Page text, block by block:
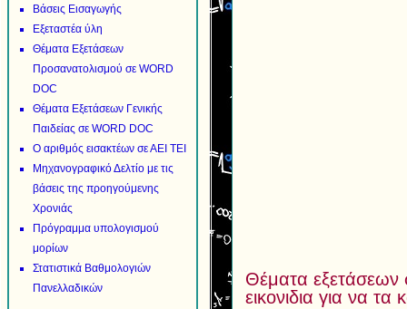
Βάσεις Εισαγωγής
Εξεταστέα ύλη
Θέματα Εξετάσεων
Προσανατολισμού σε WORD
DOC
Θέματα Εξετάσεων Γενικής
Παιδείας σε WORD DOC
Ο αριθμός εισακτέων σε ΑΕΙ ΤΕΙ
Μηχανογραφικό Δελτίο με τις
βάσεις της προηγούμενης
Χρονιάς
Πρόγραμμα υπολογισμού
μορίων
Στατιστικά Βαθμολογιών
Πανελλαδικών
Θέματα εξετάσεων
εικονιδια για να